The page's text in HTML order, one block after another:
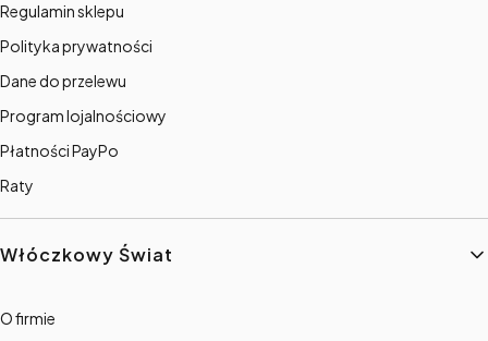
Regulamin sklepu
Polityka prywatności
Dane do przelewu
Program lojalnościowy
Płatności PayPo
Raty
Włóczkowy Świat
O firmie